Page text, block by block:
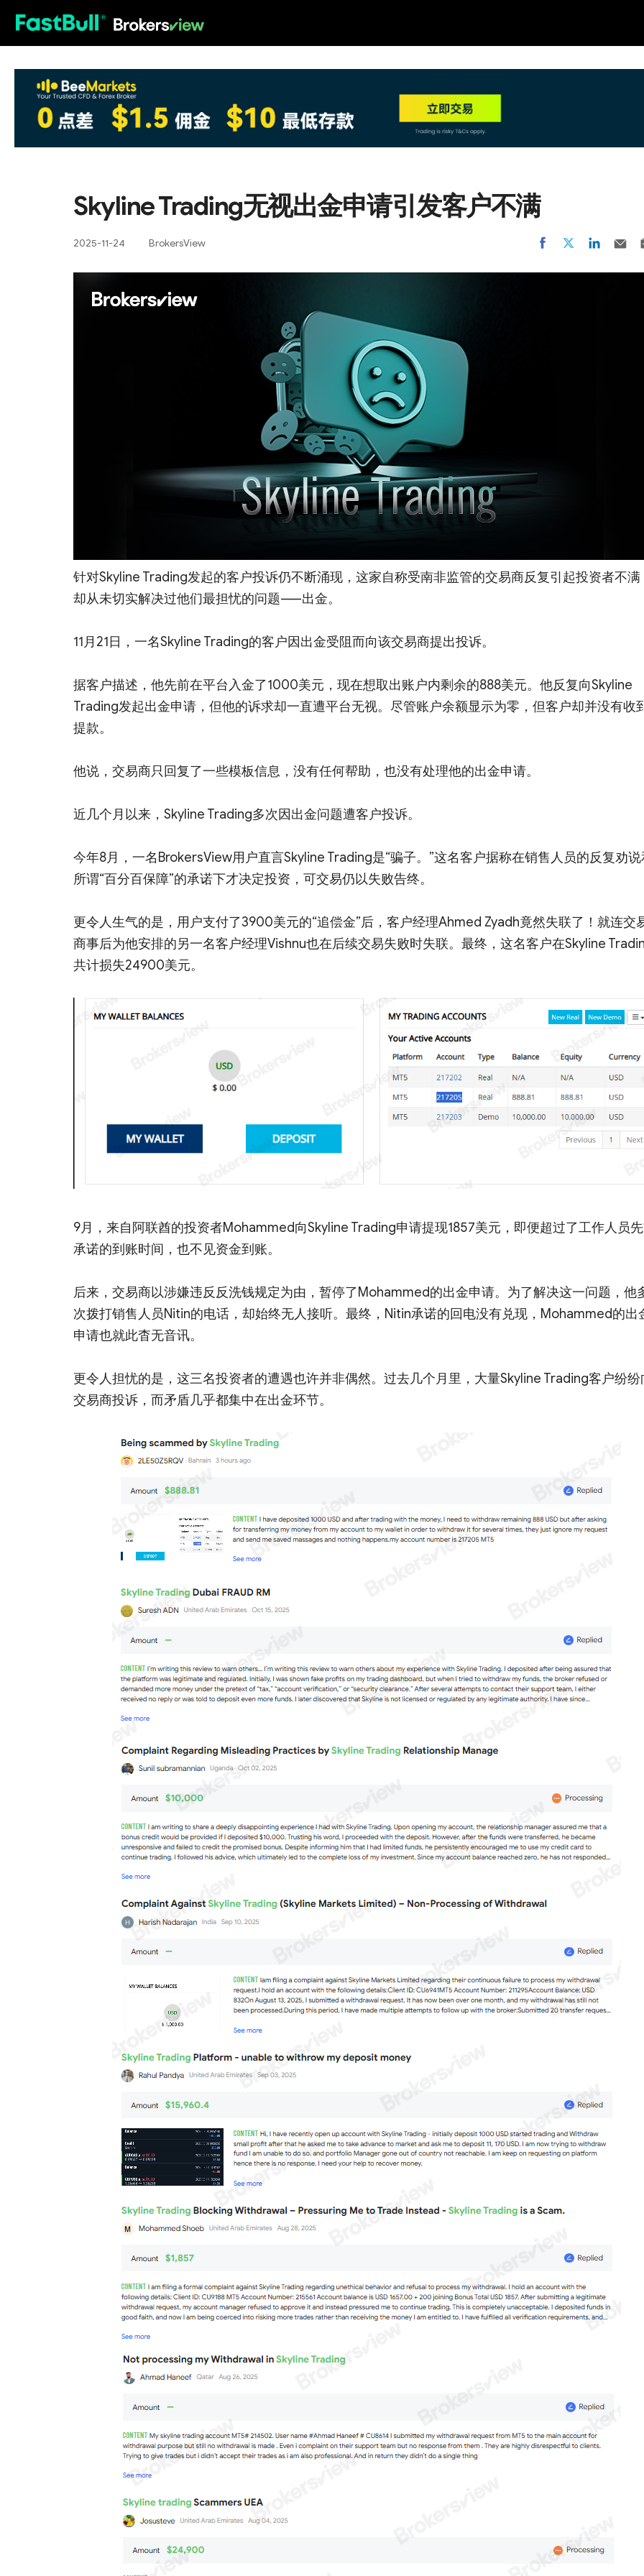
Skyline Trading无视出金申请引发客户不满
2025-11-24 BrokersView
针对Skyline Trading发起的客户投诉仍不断涌现，这家自称受南非监管的交易商反复引起投资者不满
却从未切实解决过他们最担忧的问题——出金。
11月21日，一名Skyline Trading的客户因出金受阻而向该交易商提出投诉。
据客户描述，他先前在平台入金了1000美元，现在想取出账户内剩余的888美元。他反复向Skyline
Trading发起出金申请，但他的诉求却一直遭平台无视。尽管账户余额显示为零，但客户却并没有收
提款。
他说，交易商只回复了一些模板信息，没有任何帮助，也没有处理他的出金申请。
近几个月以来，Skyline Trading多次因出金问题遭客户投诉。
今年8月，一名BrokersView用户直言Skyline Trading是“骗子。”这名客户据称在销售人员的反复劝说
所谓“百分百保障”的承诺下才决定投资，可交易仍以失败告终。
更令人生气的是，用户支付了3900美元的“追偿金”后，客户经理Ahmed Zyadh竟然失联了！就连交
商事后为他安排的另一名客户经理Vishnu也在后续交易失败时失联。最终，这名客户在Skyline
共计损失24900美元。
9月，来自阿联酋的投资者Mohammed向Skyline Trading申请提现1857美元，即便超过了工作人员
承诺的到账时间，也不见资金到账。
后来，交易商以涉嫌违反反洗钱规定为由，暂停了Mohammed的出金申请。为了解决这一问题，他
次拨打销售人员Nitin的电话，却始终无人接听。最终，Nitin承诺的回电没有兑现，Mohammed的出
申请也就此杳无音讯。
更令人担忧的是，这三名投资者的遭遇也许并非偶然。过去几个月里，大量Skyline Trading客户纷纷
交易商投诉，而矛盾几乎都集中在出金环节。